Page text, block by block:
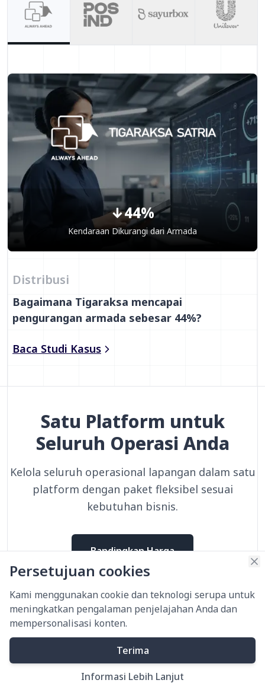
Distribusi
Bagaimana Tigaraksa mencapai
pengurangan armada sebesar 44%?
Baca Studi Kasus
↓44%
Kendaraan Dikurangi dari Armada
Satu Platform untuk
Seluruh Operasi Anda
Kelola seluruh operasional lapangan dalam satu
platform dengan paket fleksibel sesuai
kebutuhan bisnis.
Bandingkan Harga
Dipercaya oleh Pemimpin
Operasi, dari Perusahaan
hingga Inovator
Persetujuan cookies
Kami menggunakan cookie dan teknologi serupa untuk
meningkatkan pengalaman penjelajahan Anda dan
mempersonalisasi konten.
Terima
Informasi Lebih Lanjut